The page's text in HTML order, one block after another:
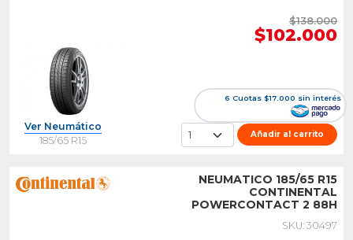
$138.000
$102.000
6 Cuotas $17.000 sin interés
Ver Neumático
185/65 R15
Añadir al carrito
NEUMATICO 185/65 R15
CONTINENTAL
POWERCONTACT 2 88H
SKU: 30497